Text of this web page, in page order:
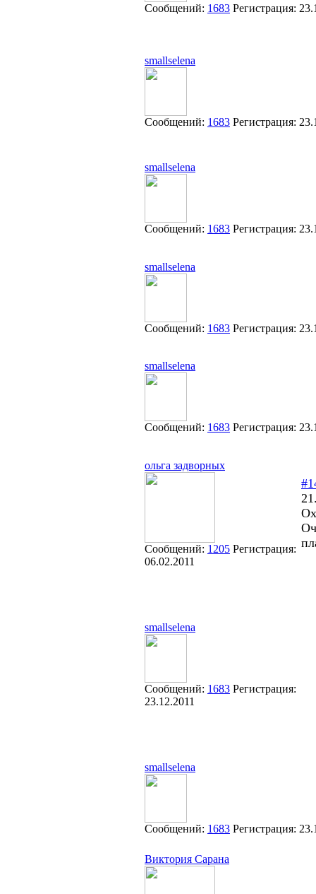
Сообщений: 1683 Регистрация:
smallselena
Сообщений: 1683 Регистрация:
smallselena
Сообщений: 1683 Регистрация:
smallselena
Сообщений: 1683 Регистрация:
smallselena
Сообщений: 1683 Регистрация:
ольга задворных
Сообщений: 1205 Регистрация:
06.02.2011
smallselena
Сообщений: 1683 Регистрация:
23.12.2011
smallselena
Сообщений: 1683 Регистрация:
Виктория Сарана